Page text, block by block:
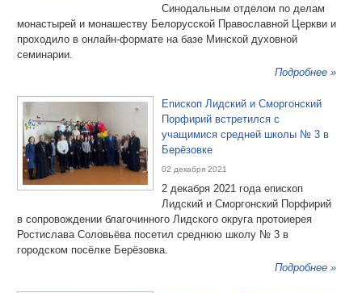
Синодальным отделом по делам
монастырей и монашеству Белорусской Православной Церкви и
проходило в онлайн-формате на базе Минской духовной
семинарии.
Подробнее »
Епископ Лидский и Сморгонский
Порфирий встретился с
учащимися средней школы № 3 в
Берёзовке
02 декабря 2021
2 декабря 2021 года епископ
Лидский и Сморгонский Порфирий
в сопровождении благочинного Лидского округа протоиерея
Ростислава Соловьёва посетил cреднюю школу № 3 в
городском посёлке Берёзовка.
Подробнее »